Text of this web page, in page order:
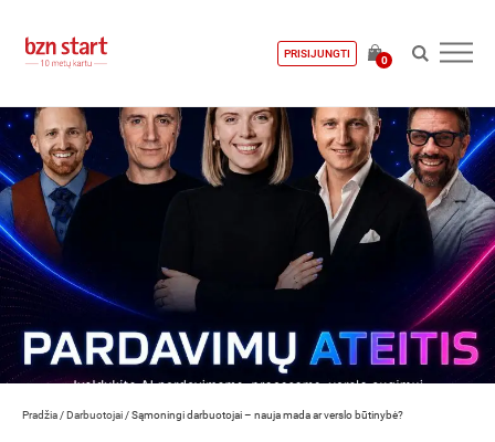
PRISIJUNGTI
0
Pradžia /Darbuotojai /Sąmoningi darbuotojai – nauja mada ar verslo būtinybė?